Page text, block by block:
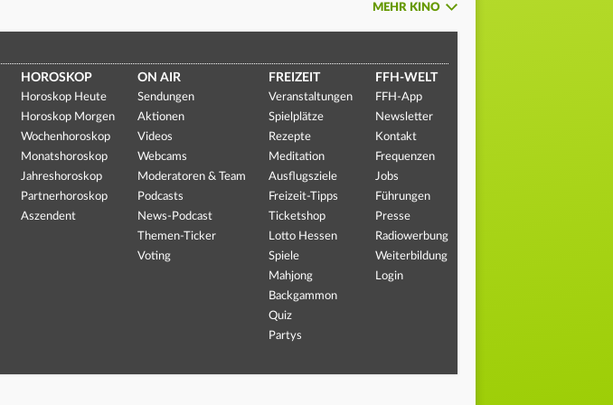
MEHR KINO
HOROSKOP
Horoskop Heute
Horoskop Morgen
Wochenhoroskop
Monatshoroskop
Jahreshoroskop
Partnerhoroskop
Aszendent
ON AIR
Sendungen
Aktionen
Videos
Webcams
Moderatoren & Team
Podcasts
News-Podcast
Themen-Ticker
Voting
FREIZEIT
Veranstaltungen
Spielplätze
Rezepte
Meditation
Ausflugsziele
Freizeit-Tipps
Ticketshop
Lotto Hessen
Spiele
Mahjong
Backgammon
Quiz
Partys
FFH-WELT
FFH-App
Newsletter
Kontakt
Frequenzen
Jobs
Führungen
Presse
Radiowerbung
Weiterbildung
Login